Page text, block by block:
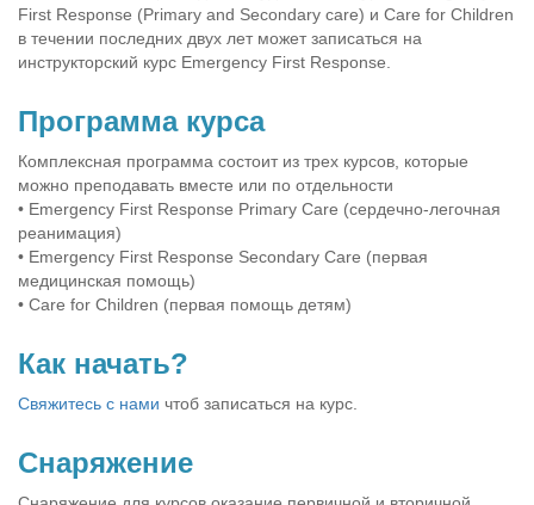
First Response (Primary and Secondary care) и Сare for Children
в течении последних двух лет может записаться на
инструкторский курс Emergency First Response.
Программа курса
Комплексная программа состоит из трех курсов, которые
можно преподавать вместе или по отдельности
• Emergency First Response Primary Care (сердечно-легочная
реанимация)
• Emergency First Response Secondary Care (первая
медицинская помощь)
• Care for Children (первая помощь детям)
Как начать?
Свяжитесь с нами чтоб записаться на курс.
Снаряжение